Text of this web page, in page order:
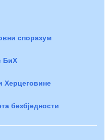
споразум
БиХ
Херцеговине
безбједности